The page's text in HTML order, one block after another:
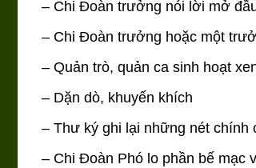
– Chi Đoàn trưởng nói lời mở
– Chi Đoàn trưởng hoặc một
– Quản trò, quản ca sinh hoạt
– Dặn dò, khuyến khích
– Thư ký ghi lại những nét chính
– Chi Đoàn Phó lo phần bế mạc